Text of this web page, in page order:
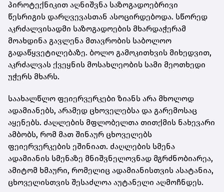
პიროტექნიკით აღნიშვნა საზოგადოებრივი
წესრიგის დარღვევასთან ასოცირდებოდა. სწორედ
აკრძალვისადმი საზოგადოების მხარდაჭერამ
მოახდინა გავლენა მთავრობის საბოლოო
გადაწყვეტილებაზე. ბოლო გამოკითხვის მიხედვით,
აკრძალვას ქვეყნის მოსახლეობის სამი მეოთხედი
უჭერს მხარს.
საახალწლო ფეიერვერკები ზიანს არა მხოლოდ
ადამიანებს, არამედ ცხოველებსა და გარემოსაც
აყენებს. ძაღლების მფლობელთა თითქმის ნახევარი
ამბობს, რომ მათ შინაურ ცხოველებს
ფეიერვერკების ეშინიათ. ძაღლების სმენა
ადამიანის სმენაზე მნიშვნელოვნად მგრძნობიარეა,
ამიტომ ხმაური, რომელიც ადამიანისთვის ასატანია,
ცხოველისთვის შესაძლოა აუტანელი აღმოჩნდეს.